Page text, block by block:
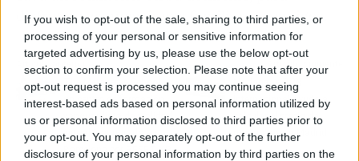
If you wish to opt-out of the sale, sharing to third parties, or
processing of your personal or sensitive information for
targeted advertising by us, please use the below opt-out
section to confirm your selection. Please note that after your
opt-out request is processed you may continue seeing
interest-based ads based on personal information utilized by
us or personal information disclosed to third parties prior to
your opt-out. You may separately opt-out of the further
disclosure of your personal information by third parties on the
disfrutar y compartir con familiares y amigos.
Artículo anterior
The Metaverse School,
un centro de formación
vanguardista de realidad
virtual inaugurado en
Barcelona por RESET·XR
Artículo siguiente
Mudanzas BCN
Internacional ayuda a
calcular el precio de
mudanzas en Madrid